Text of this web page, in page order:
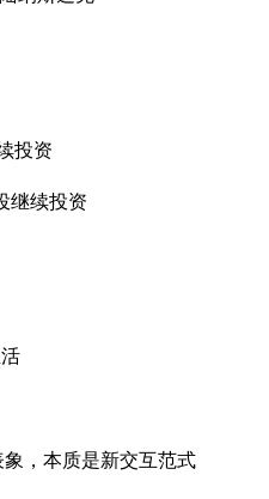
投资
继续投资
，本质是新交互范式